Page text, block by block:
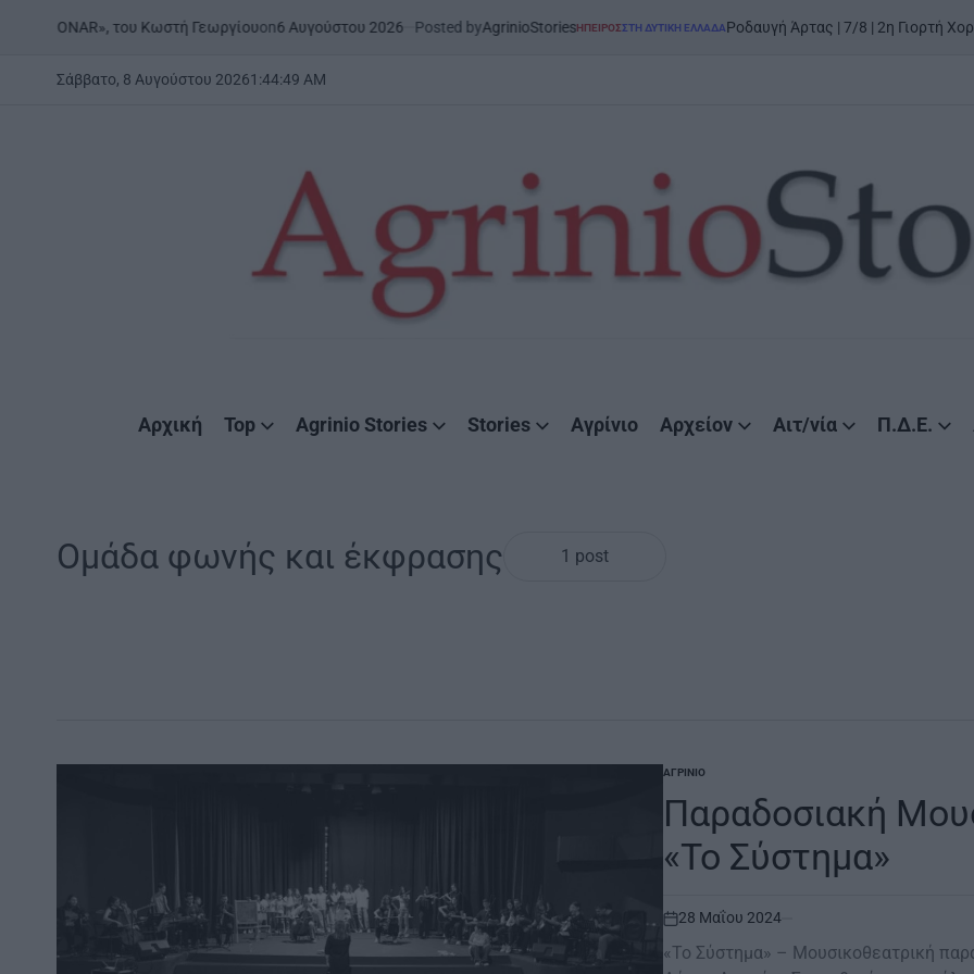
«ONAR», του Κωστή Γεωργίουon6 Αυγούστου 2026 Posted byAgrinioStoriesPOSTED
ΉΠΕΙΡΟΣΣΤΗ ΔΥΤΙΚΉ ΕΛΛΆΔΑ Ροδαυγή Άρτας | 7/8 | 2η Γιορτή Χορού
Σάββατο, 8 Αυγούστου 20261 :44:50 AM
Αρχική Top Agrinio Stories Stories Αγρίνιο Αρχείον Αιτ/νία Π.Δ.Ε.
Ομάδα φωνής και έκφρασης 1 post
POSTED
ΑΓΡΊΝΙΟ
Παραδοσιακή
«Το Σύστημα»
on
28 Μαΐου 2024
«Το Σύστημα» – Μουσικοθεατρική